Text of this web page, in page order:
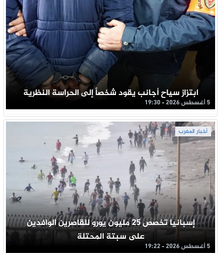
ابتزاز سياح أجانب يقود شخصاً إلى الحراسة النظرية
5 أغسطس 2026 - 19:30
أخبار المغرب
إسبانيا تخصص 25 مليون يورو للقاصرين الوافدين
على سبتة المحتلة
5 أغسطس 2026 - 19:22